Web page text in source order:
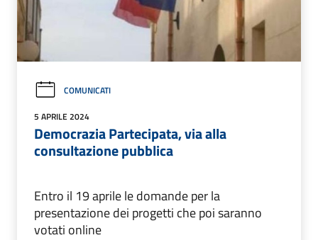
COMUNICATI
5 APRILE 2024
Democrazia Partecipata, via alla
consultazione pubblica
Entro il 19 aprile le domande per la
presentazione dei progetti che poi saranno
votati online